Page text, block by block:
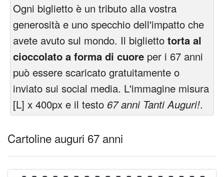
Ogni biglietto è un tributo alla vostra
generosità e uno specchio dell'impatto che
avete avuto sul mondo. Il biglietto torta al
cioccolato a forma di cuore per i 67 anni
può essere scaricato gratuitamente o
inviato sui social media. L'immagine misura
[L] x 400px e il testo 67 anni Tanti Auguri!.
Cartoline auguri 67 anni